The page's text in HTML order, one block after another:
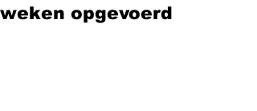
weken opgevoerd